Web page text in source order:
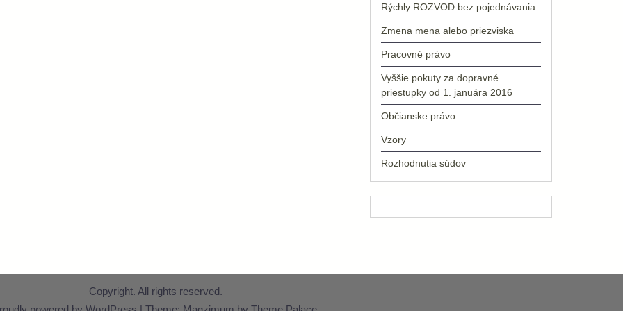
Rýchly ROZVOD bez pojednávania
Zmena mena alebo priezviska
Pracovné právo
Vyššie pokuty za dopravné
priestupky od 1. januára 2016
Občianske právo
Vzory
Rozhodnutia súdov
Copyright. All rights reserved.